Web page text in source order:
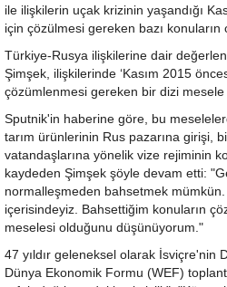
ile ilişkilerin uçak krizinin yaşandığı
için çözülmesi gereken bazı konuların
Türkiye-Rusya ilişkilerine dair
Şimşek, ilişkilerinde ‘Kasım 2015
çözümlenmesi gereken bir dizi
Sputnik'in haberine göre, bu
tarım ürünlerinin Rus pazarına girişi,
vatandaşlarına yönelik vize rejiminin
kaydeden Şimşek şöyle devam etti:
normalleşmeden bahsetmek
içerisindeyiz. Bahsettiğim konuların
meselesi olduğunu düşünüyorum."
47 yıldır geleneksel olarak İsviçre'nin
Dünya Ekonomik Formu (WEF)